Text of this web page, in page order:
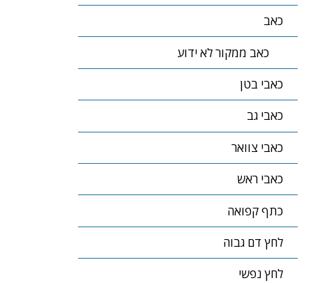
כאב
כאב ממקור לא ידוע
כאבי בטן
כאבי גב
כאבי צוואר
כאבי ראש
כתף קפואה
לחץ דם גבוה
לחץ נפשי